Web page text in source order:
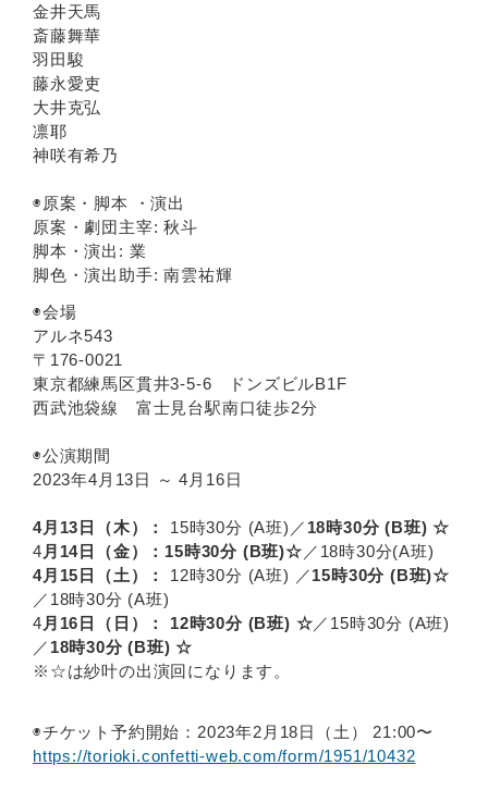
金井天馬
斎藤舞華
羽田駿
藤永愛吏
大井克弘
凛耶
神咲有希乃
◉原案・脚本 ・演出
原案・劇団主宰: 秋斗
脚本・演出: 業
脚色・演出助手: 南雲祐輝
◉会場
アルネ543
〒176-0021
東京都練馬区貫井3-5-6 ドンズビルB1F
西武池袋線 富士見台駅南口徒歩2分
◉公演期間
2023年4月13日 ～ 4月16日
4月13日（木）： 15時30分 (A班)／ 18時30分 (B班) ☆
4 月14日（金）：15時30分 (B班)☆ ／18時30分(A班)
4月15日（土）：
12時30分 (A班) ／15時30分 (B班)☆
／18時30分 (A班)
4 月16日（日）： 12時30分 (B班) ☆／15時30分 (A班)
／ 18時30分 (B班) ☆
※☆は紗叶の出演回になります。
◉チケット予約開始：2023年2月18日（土） 21:00〜
https://torioki.confetti-web.com/form/1951/10432